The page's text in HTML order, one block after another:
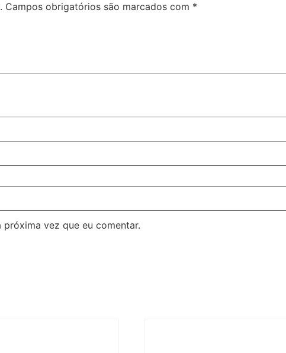
Campos obrigatórios são marcados com *
vez que eu comentar.